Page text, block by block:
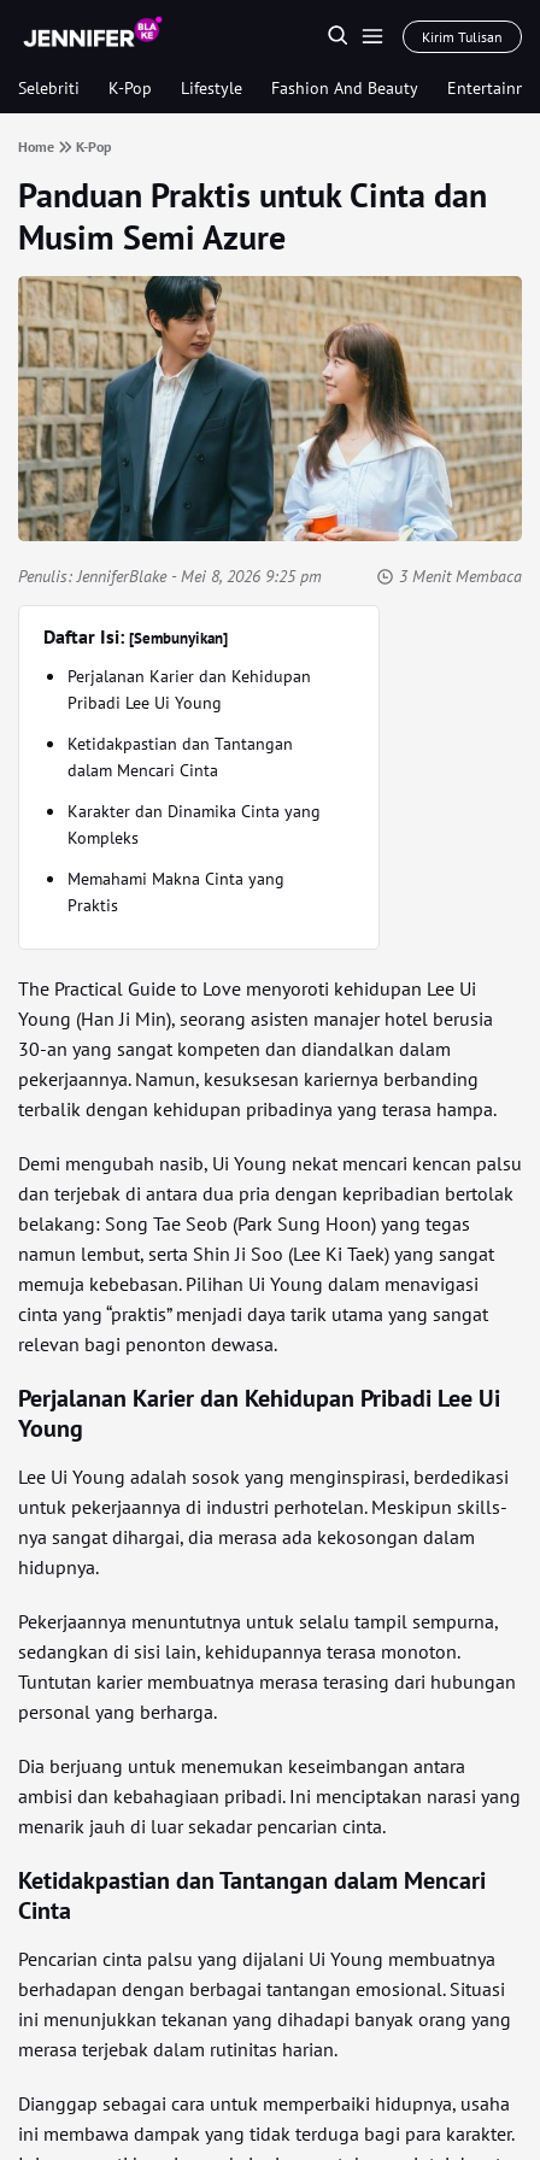
Kirim Tulisan
Selebriti K-Pop Lifestyle Fashion And Beauty
Home K-Pop
Panduan Praktis untuk Cinta dan
Musim Semi Azure
Penulis:JenniferBlake- Mei 8, 2026 9:25 pm 3 Menit Membaca
Daftar Isi: [Sembunyikan]
Perjalanan Karier dan Kehidupan
Pribadi Lee Ui Young
Ketidakpastian dan Tantangan
dalam Mencari Cinta
Karakter dan Dinamika Cinta yang
Kompleks
Memahami Makna Cinta yang
Praktis
The Practical Guide to Love menyoroti kehidupan Lee Ui
Young (Han Ji Min), seorang asisten manajer hotel berusia
30-an yang sangat kompeten dan diandalkan dalam
pekerjaannya. Namun, kesuksesan kariernya berbanding
terbalik dengan kehidupan pribadinya yang terasa hampa.
Demi mengubah nasib, Ui Young nekat mencari kencan palsu
dan terjebak di antara dua pria dengan kepribadian bertolak
belakang: Song Tae Seob (Park Sung Hoon) yang tegas
namun lembut, serta Shin Ji Soo (Lee Ki Taek) yang sangat
memuja kebebasan. Pilihan Ui Young dalam menavigasi
cinta yang “praktis” menjadi daya tarik utama yang sangat
relevan bagi penonton dewasa.
Perjalanan Karier dan Kehidupan Pribadi Lee Ui
Young
Lee Ui Young adalah sosok yang menginspirasi, berdedikasi
untuk pekerjaannya di industri perhotelan. Meskipun skills-
nya sangat dihargai, dia merasa ada kekosongan dalam
hidupnya.
Pekerjaannya menuntutnya untuk selalu tampil sempurna,
sedangkan di sisi lain, kehidupannya terasa monoton.
Tuntutan karier membuatnya merasa terasing dari hubungan
personal yang berharga.
Dia berjuang untuk menemukan keseimbangan antara
ambisi dan kebahagiaan pribadi. Ini menciptakan narasi yang
menarik jauh di luar sekadar pencarian cinta.
Ketidakpastian dan Tantangan dalam Mencari
Cinta
Pencarian cinta palsu yang dijalani Ui Young membuatnya
berhadapan dengan berbagai tantangan emosional. Situasi
ini menunjukkan tekanan yang dihadapi banyak orang yang
merasa terjebak dalam rutinitas harian.
Dianggap sebagai cara untuk memperbaiki hidupnya, usaha
ini membawa dampak yang tidak terduga bagi para karakter.